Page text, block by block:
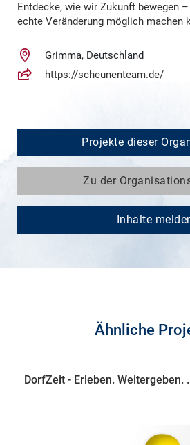
Entdecke, wie wir Zukunft bewegen
echte Veränderung möglich machen
Grimma, Deutschland
https://scheunenteam.de/
Projekte dieser
Zu der
Inhalte
Ähnliche
DorfZeit - Erleben. Weitergeben.